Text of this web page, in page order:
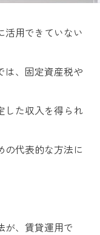
活用できていない
は、固定資産税や
した収入を得られ
の代表的な方法に
が、賃貸運用で